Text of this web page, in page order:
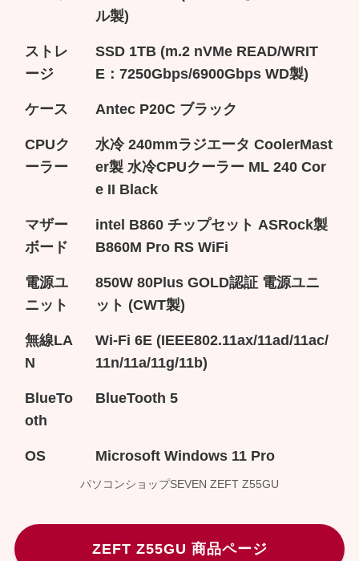
ル製)
ストレ
ージ
SSD 1TB (m.2 nVMe READ/WRIT
E：7250Gbps/6900Gbps WD製)
ケース Antec P20C ブラック
CPUク
ーラー
水冷 240mmラジエータ CoolerMast
er製 水冷CPUクーラー ML 240 Cor
e II Black
マザー
ボード
intel B860 チップセット ASRock製
B860M Pro RS WiFi
電源ユ
ニット
850W 80Plus GOLD認証 電源ユニ
ット (CWT製)
無線LA
N
Wi-Fi 6E (IEEE802.11ax/11ad/11ac/
11n/11a/11g/11b)
BlueTo
oth
BlueTooth 5
OS Microsoft Windows 11 Pro
パソコンショップSEVEN ZEFT Z55GU
ZEFT Z55GU 商品ページ